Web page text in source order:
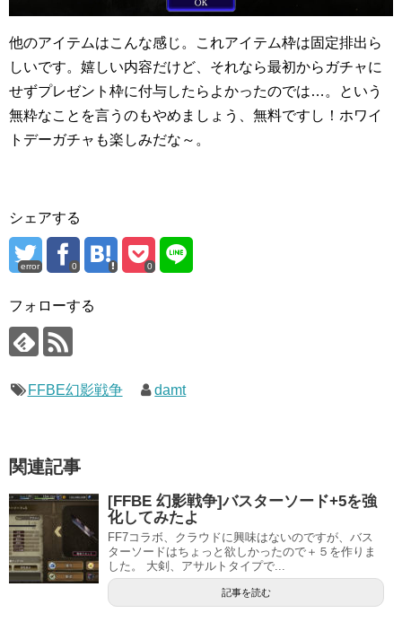
他のアイテムはこんな感じ。これアイテム枠は固定排出ら
しいです。嬉しい内容だけど、それなら最初からガチャに
せずプレゼント枠に付与したらよかったのでは…。という
無粋なことを言うのもやめましょう、無料ですし！ホワイ
トデーガチャも楽しみだな～。
シェアする
error 0 0
フォローする
FFBE幻影戦争 damt
関連記事
[FFBE 幻影戦争]バスターソード+5を強
化してみたよ
FF7コラボ、クラウドに興味はないのですが、バス
ターソードはちょっと欲しかったので＋５を作りま
した。 大剣、アサルトタイプで...
記事を読む